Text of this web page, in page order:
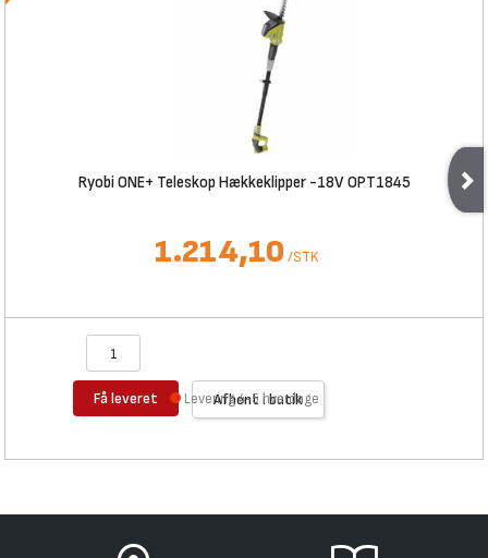
Ryobi ONE+ Teleskop Hækkeklipper -18V OPT1845
1.214,10 /STK
Få leveret Afhent i butik
Levering 4-5 hverdage